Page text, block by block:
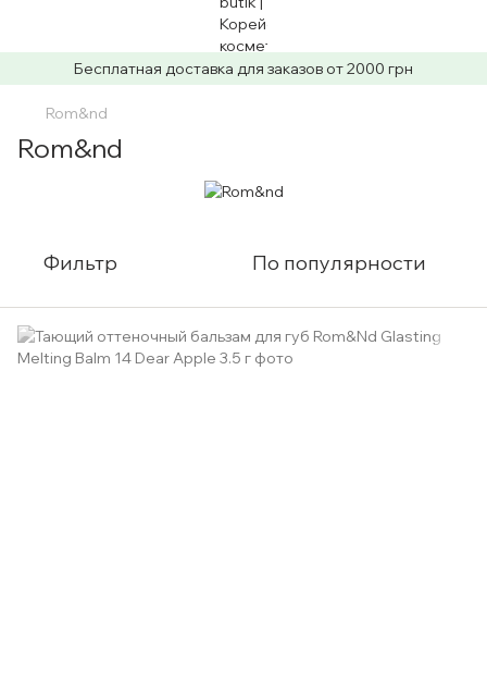
Бесплатная доставка для заказов от 2000 грн
Rom&nd
Rom&nd
Фильтр По популярности